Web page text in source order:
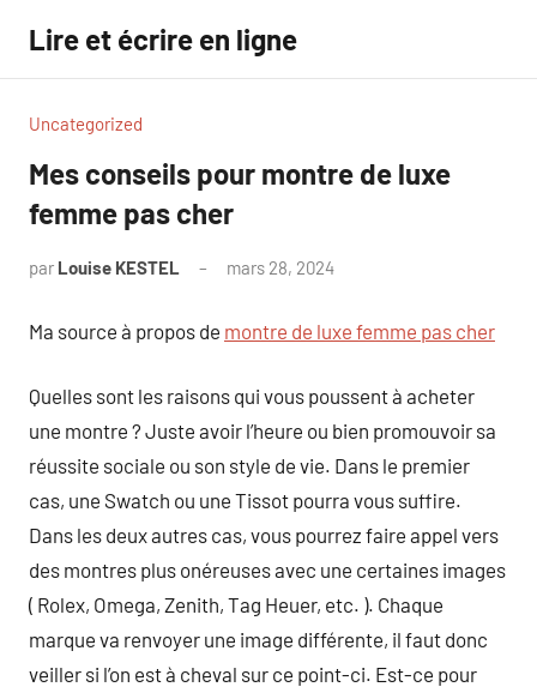
contenu
Lire et écrire en ligne
Uncategorized
Mes conseils pour montre de luxe
femme pas cher
par Louise KESTEL mars 28, 2024
Ma source à propos de montre de luxe femme pas cher
Quelles sont les raisons qui vous poussent à acheter
une montre ? Juste avoir l’heure ou bien promouvoir sa
réussite sociale ou son style de vie. Dans le premier
cas, une Swatch ou une Tissot pourra vous suffire.
Dans les deux autres cas, vous pourrez faire appel vers
des montres plus onéreuses avec une certaines images
( Rolex, Omega, Zenith, Tag Heuer, etc. ). Chaque
marque va renvoyer une image différente, il faut donc
veiller si l’on est à cheval sur ce point-ci. Est-ce pour